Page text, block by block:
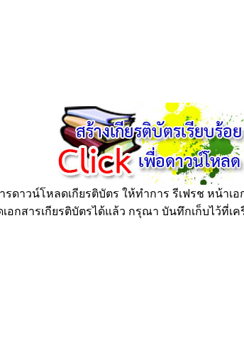
ดาวน์โหลดเกียรติบัตร ให้ทำการ รีเฟรช หน้าเอ
อกสารเกียรติบัตรได้แล้ว กรุณา บันทึกเก็บไว้ที่เ